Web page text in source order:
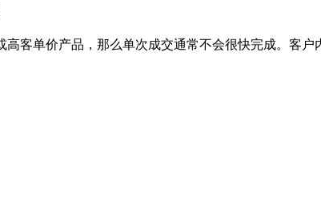
客单价产品，那么单次成交通常不会很快完成。客户